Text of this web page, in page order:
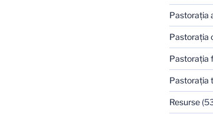
Pastoraţia
Pastoraţia
Pastoraţia
Pastoraţia
Resurse